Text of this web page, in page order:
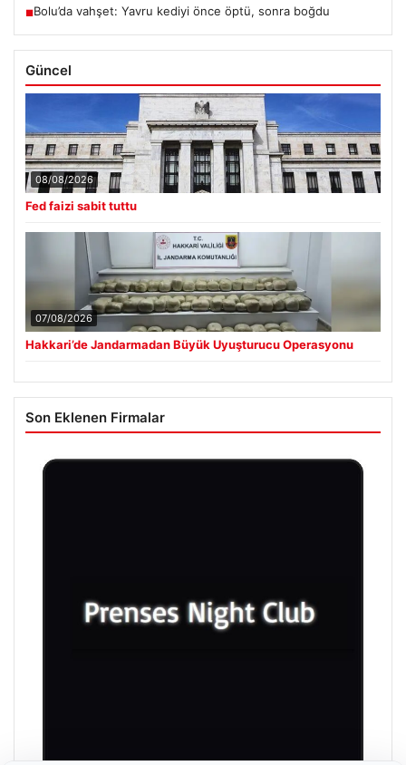
■Bolu’da vahşet: Yavru kediyi önce öptü, sonra boğdu
Güncel
08/08/2026
Fed faizi sabit tuttu
07/08/2026
Hakkari’de Jandarmadan Büyük Uyuşturucu Operasyonu
Son Eklenen Firmalar